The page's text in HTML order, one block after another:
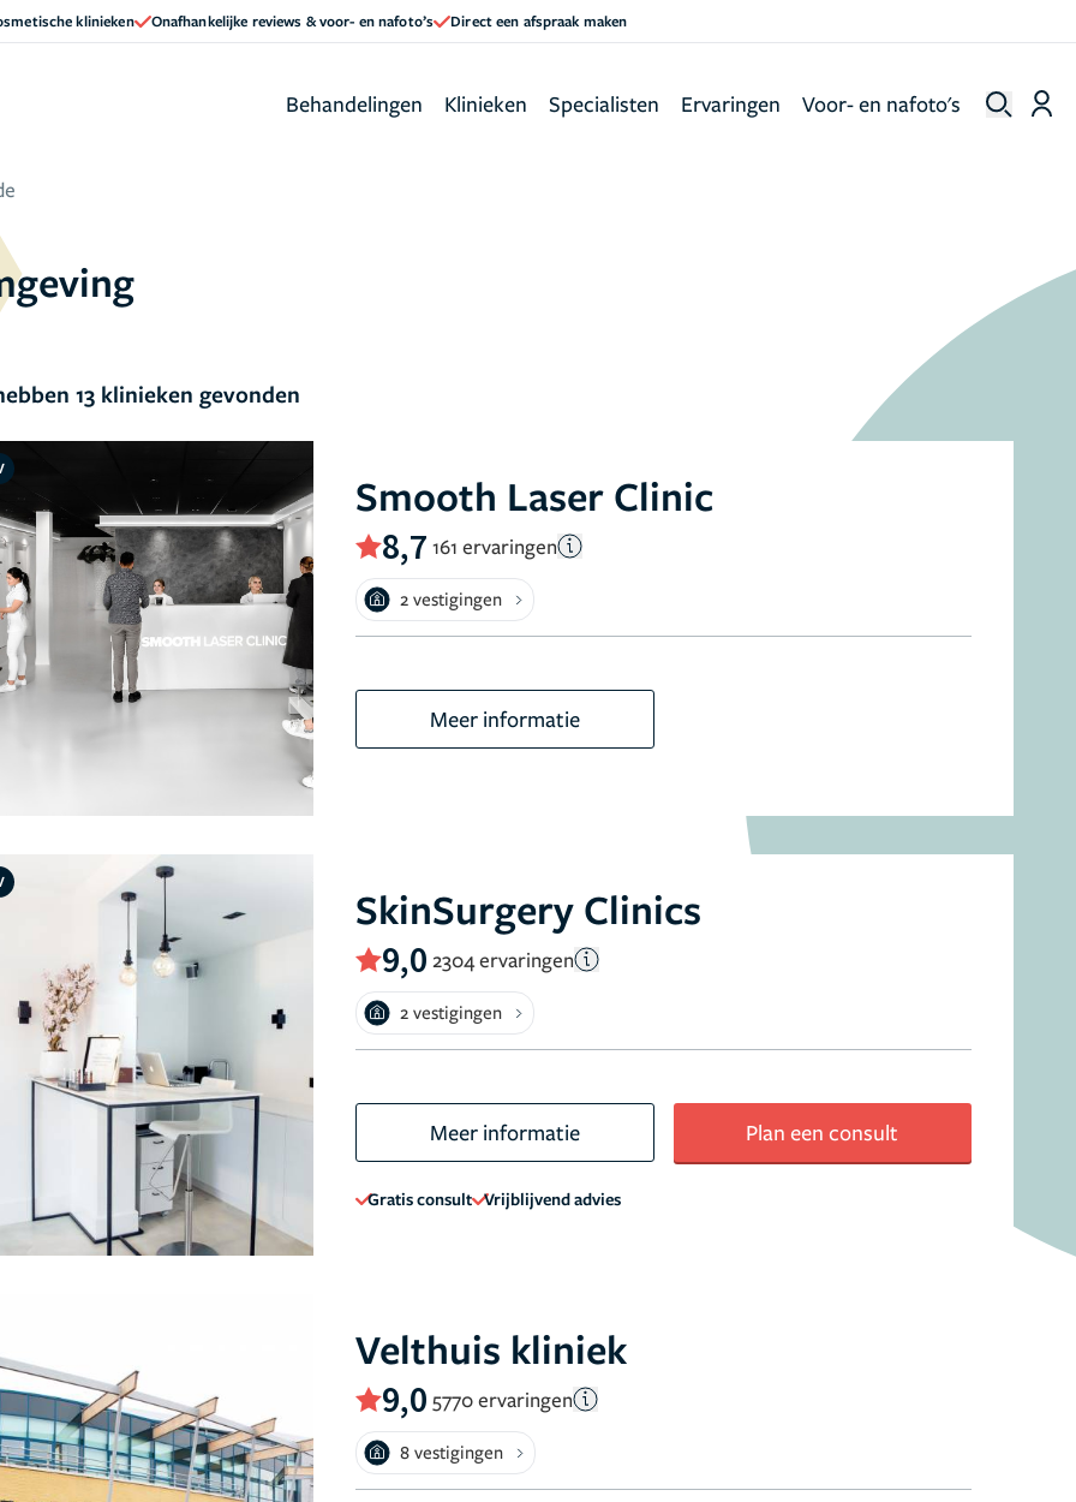
klinieken Onafhankelijke reviews & voor- en nafoto’s Direct een afspraak maken
Behandelingen Klinieken Specialisten Ervaringen Voor- en nafoto's
13 klinieken gevonden
Smooth Laser Clinic
8,7 161 ervaringen
2 vestigingen
Meer informatie
SkinSurgery Clinics
9,0 2304 ervaringen
2 vestigingen
Meer informatie Plan een consult
Gratis consult Vrijblijvend advies
Velthuis kliniek
9,0 5770 ervaringen
8 vestigingen